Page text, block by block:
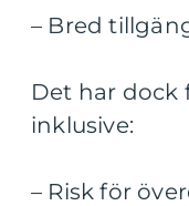
– Bred
Det har dock
inklusive:
– Risk för